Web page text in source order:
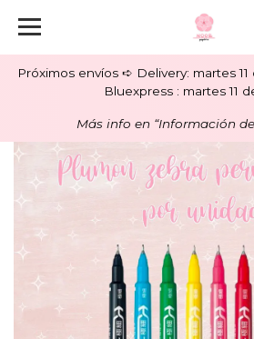
Próximos envíos ➪ Delivery: martes
Bluexpress : martes 11
Más info en “Información